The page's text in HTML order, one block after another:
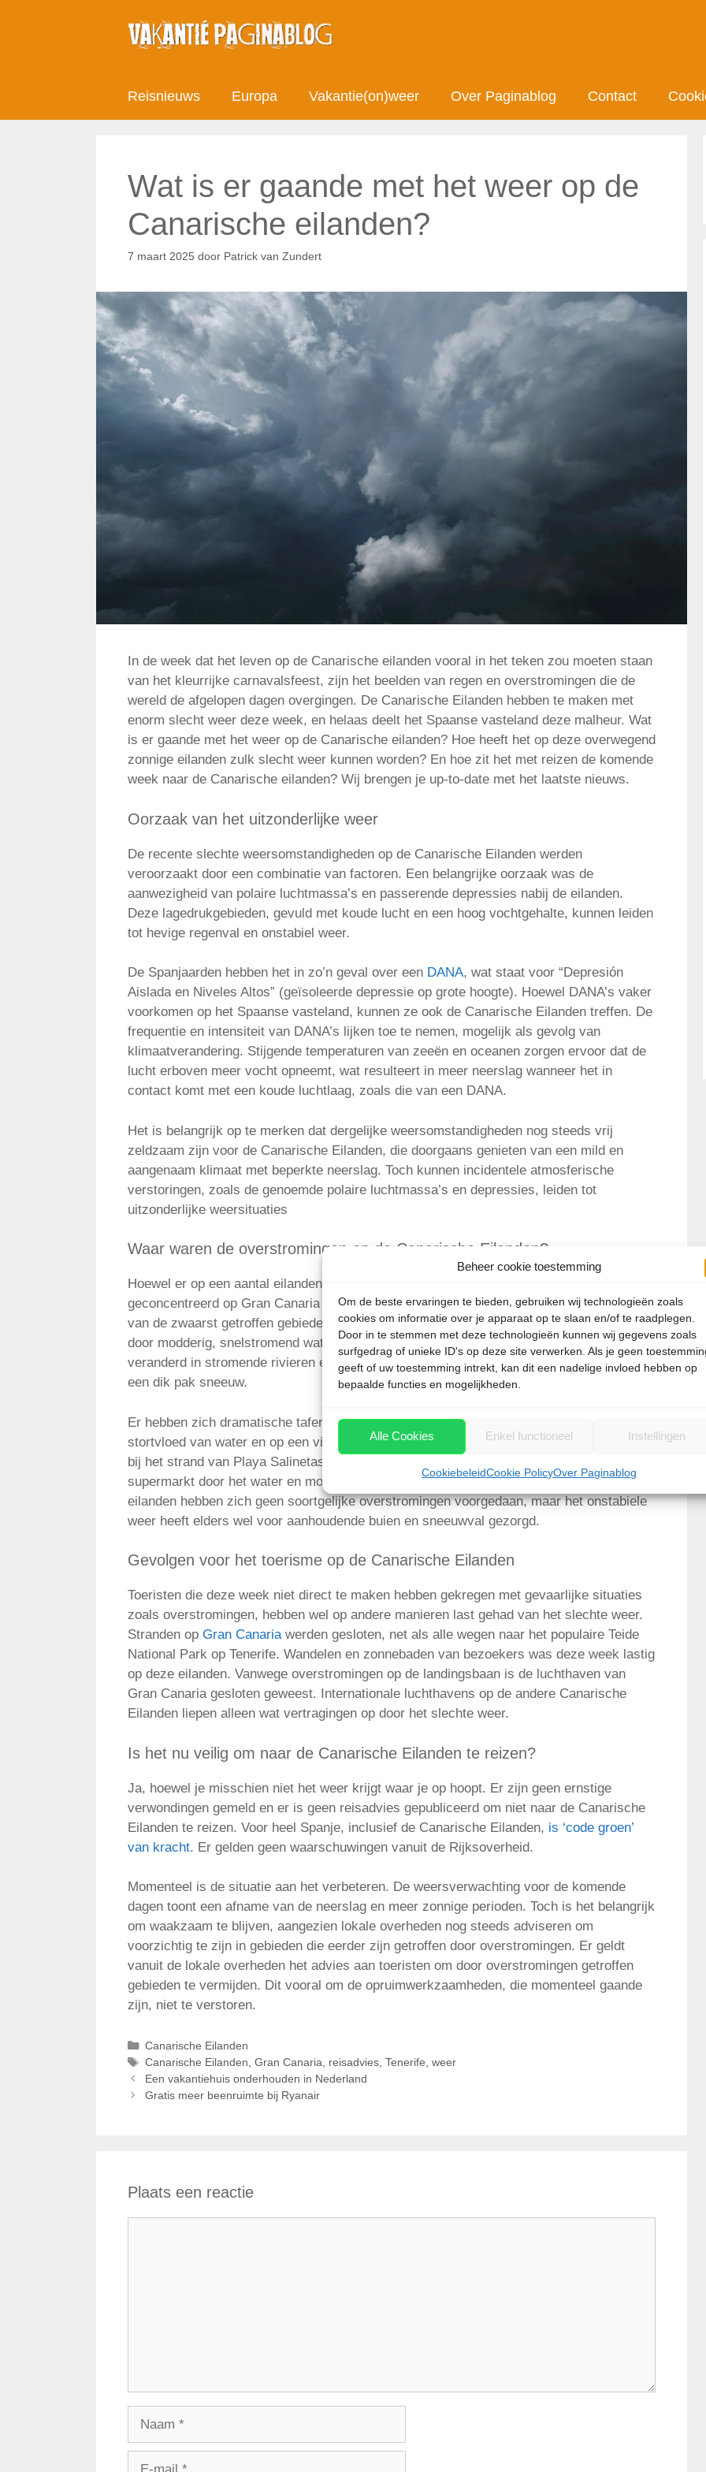
Beheer cookie toestemming
Om de beste ervaringen te bieden, gebruiken wij technologieën zoals
cookies om informatie over je apparaat op te slaan en/of te raadplegen.
Door in te stemmen met deze technologieën kunnen wij gegevens zoals
surfgedrag of unieke ID's op deze site verwerken. Als je geen
geeft of uw toestemming intrekt, kan dit een nadelige invloed hebben op
bepaalde functies en mogelijkheden.
Alle Cookies Enkel functioneel Instellingen
CookiebeleidCookie PolicyOver Paginablog
Reisnieuws Europa Vakantie(on)weer Over Paginablog Contact
Wat is er gaande met het weer op de
Canarische eilanden?
7 maart 2025 door Patrick van Zundert
In de week dat het leven op de Canarische eilanden vooral in het teken zou moeten staan
van het kleurrijke carnavalsfeest, zijn het beelden van regen en overstromingen die de
wereld de afgelopen dagen overgingen. De Canarische Eilanden hebben te maken met
enorm slecht weer deze week, en helaas deelt het Spaanse vasteland deze malheur. Wat
is er gaande met het weer op de Canarische eilanden? Hoe heeft het op deze overwegend
zonnige eilanden zulk slecht weer kunnen worden? En hoe zit het met reizen de komende
week naar de Canarische eilanden? Wij brengen je up-to-date met het laatste nieuws.
Oorzaak van het uitzonderlijke weer
De recente slechte weersomstandigheden op de Canarische Eilanden werden
veroorzaakt door een combinatie van factoren. Een belangrijke oorzaak was de
aanwezigheid van polaire luchtmassa’s en passerende depressies nabij de eilanden.
Deze lagedrukgebieden, gevuld met koude lucht en een hoog vochtgehalte, kunnen leiden
tot hevige regenval en onstabiel weer.
De Spanjaarden hebben het in zo’n geval over een DANA, wat staat voor “Depresión
Aislada en Niveles Altos” (geïsoleerde depressie op grote hoogte). Hoewel DANA’s vaker
voorkomen op het Spaanse vasteland, kunnen ze ook de Canarische Eilanden treffen. De
frequentie en intensiteit van DANA’s lijken toe te nemen, mogelijk als gevolg van
klimaatverandering. Stijgende temperaturen van zeeën en oceanen zorgen ervoor dat de
lucht erboven meer vocht opneemt, wat resulteert in meer neerslag wanneer het in
contact komt met een koude luchtlaag, zoals die van een DANA.
Het is belangrijk op te merken dat dergelijke weersomstandigheden nog steeds vrij
zeldzaam zijn voor de Canarische Eilanden, die doorgaans genieten van een mild en
aangenaam klimaat met beperkte neerslag. Toch kunnen incidentele atmosferische
verstoringen, zoals de genoemde polaire luchtmassa’s en depressies, leiden tot
uitzonderlijke weersituaties
Waar waren de overstromingen op de Canarische Eilanden?
Hoewel er op een aantal eilanden zware buien zijn gevallen, zijn de overstromingen
geconcentreerd op Gran Canaria en Tenerife. Het gebied Telde op Gran Canaria is een
van de zwaarst getroffen gebieden door de regenval, waar veel auto’s zijn weggespoeld
door modderig, snelstromend water. Door het slechte weer zijn straten op Gran Canaria
veranderd in stromende rivieren en is de vulkaan Teide op Tenerife bedekt geraakt met
een dik pak sneeuw.
Er hebben zich dramatische taferelen afgespeeld waarbij mensen werden gered uit een
stortvloed van water en op een video was te zien hoe een auto in zee werd meegesleurd
bij het strand van Playa Salinetas. Op Tenerife zaten naar verluidt 80 mensen vast in een
supermarkt door het water en moesten door hulpdiensten worden gered. Op de andere
eilanden hebben zich geen soortgelijke overstromingen voorgedaan, maar het onstabiele
weer heeft elders wel voor aanhoudende buien en sneeuwval gezorgd.
Gevolgen voor het toerisme op de Canarische Eilanden
Toeristen die deze week niet direct te maken hebben gekregen met gevaarlijke situaties
zoals overstromingen, hebben wel op andere manieren last gehad van het slechte weer.
Stranden op Gran Canariawerden gesloten, net als alle wegen naar het populaire Teide
National Park op Tenerife. Wandelen en zonnebaden van bezoekers was deze week lastig
op deze eilanden. Vanwege overstromingen op de landingsbaan is de luchthaven van
Gran Canaria gesloten geweest. Internationale luchthavens op de andere Canarische
Eilanden liepen alleen wat vertragingen op door het slechte weer.
Is het nu veilig om naar de Canarische Eilanden te reizen?
Ja, hoewel je misschien niet het weer krijgt waar je op hoopt. Er zijn geen ernstige
verwondingen gemeld en er is geen reisadvies gepubliceerd om niet naar de Canarische
Eilanden te reizen. Voor heel Spanje, inclusief de Canarische Eilanden, is ‘code groen’
van kracht. Er gelden geen waarschuwingen vanuit de Rijksoverheid.
Momenteel is de situatie aan het verbeteren. De weersverwachting voor de komende
dagen toont een afname van de neerslag en meer zonnige perioden. Toch is het belangrijk
om waakzaam te blijven, aangezien lokale overheden nog steeds adviseren om
voorzichtig te zijn in gebieden die eerder zijn getroffen door overstromingen. Er geldt
vanuit de lokale overheden het advies aan toeristen om door overstromingen getroffen
gebieden te vermijden. Dit vooral om de opruimwerkzaamheden, die momenteel gaande
zijn, niet te verstoren.
Categorieën
Canarische Eilanden
Tags
Canarische Eilanden Gran Canaria reisadvies, Tenerife weer
Een vakantiehuis onderhouden in Nederland
Gratis meer beenruimte bij Ryanair
Plaats een reactie